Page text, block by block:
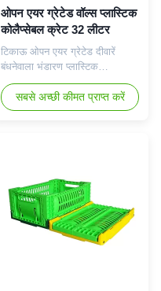
ओपन एयर ग्रेटेड वॉल्स प्लास्टिक
कोलैप्सेबल क्रेट 32 लीटर
टिकाऊ ओपन एयर ग्रेटेड दीवारें
बंधनेवाला भंडारण प्लास्टिक
स्थानांतरण टोकरा उत्पाद की विशेषताएँ
प्लास्टिक ढहने योग्य भंडारण बक्से।
ठोस और टिकाऊ निर्माण: उच्च गुणवत्ता
करने ...
सबसे अच्छी कीमत प्राप्त करें